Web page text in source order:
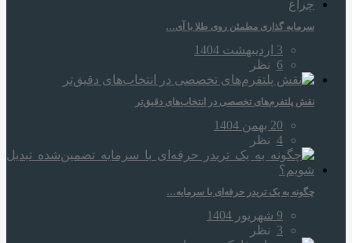
سرمایه‌ گذاری مطمئن روی طلا با آی…
3 اردیبهشت 1404
6 نظر
نقش پلتفرم‌های تخصصی در انتخاب‌های دقیق‌تر
20 بهمن 1404
4 نظر
چگونه به یک تریدر حرفه‌ای با سرمایه…
9 شهریور 1404
3 نظر